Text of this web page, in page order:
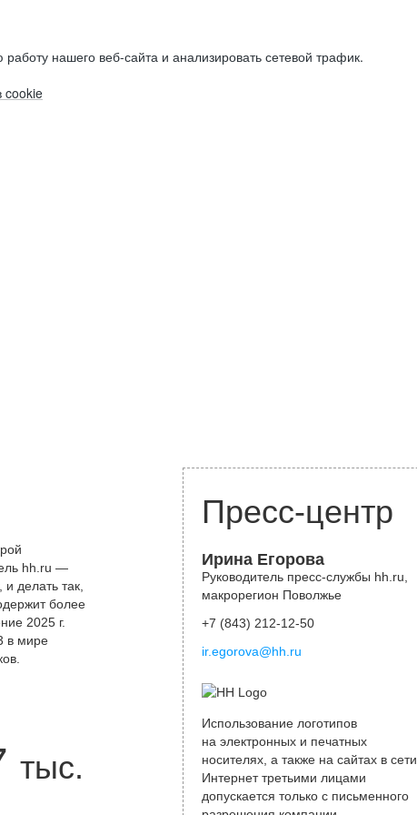
нашего веб-сайта и анализировать сетевой трафик.
cookie
hh.ru —
делать так,
более
2025 г.
в мире
тыс.
Пресс-центр
Ирина Егорова
Руководитель пресс-службы hh.ru,
макрорегион Поволжье
+7 (843) 212-12-50
ir.egorova@hh.ru
Использование логотипов
на электронных и печатных
носителях, а также на сайтах в сети
Интернет третьими лицами
допускается только с письменного